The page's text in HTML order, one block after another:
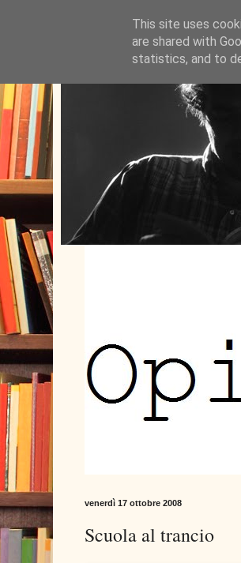
venerdì 17 ottobre 2008
Scuola al trancio
This site uses
are shared with
statistics, and to